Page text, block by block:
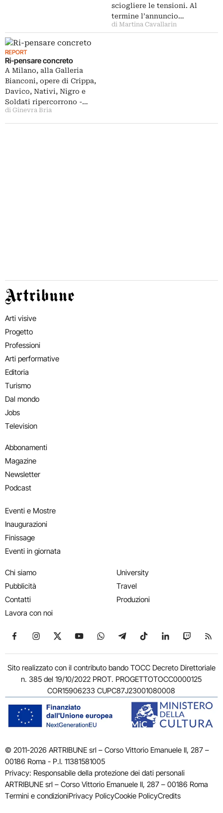
sciogliere le tensioni. Al
termine l’annuncio…
di Martina Cavallarin
REPORT
Ri-pensare concreto
A Milano, alla Galleria
Bianconi, opere di Crippa,
Davico, Nativi, Nigro e
Soldati ripercorrono -…
di Ginevra Bria
Artribune
Arti visive
Progetto
Professioni
Arti performative
Editoria
Turismo
Dal mondo
Jobs
Television
Abbonamenti
Magazine
Newsletter
Podcast
Eventi e Mostre
Inaugurazioni
Finissage
Eventi in giornata
Chi siamo
Pubblicità
Contatti
Lavora con noi
University
Travel
Produzioni
Seguici su Facebook
Seguici su Instagram
Seguici su X
Seguici su YouTube
Seguici su WhatsApp
Seguici su Telegram
Seguici su TikTok
Seguici su
Seguici
Sito realizzato con il contributo bando TOCC Decreto Direttoriale
n. 385 del 19/10/2022 PROT. PROGETTOTOCC0000125
COR15906233 CUPC87J23001080008
© 2011-2026 ARTRIBUNE srl – Corso Vittorio Emanuele II, 287 –
00186 Roma - P.I. 11381581005
Privacy: Responsabile della protezione dei dati personali
ARTRIBUNE srl – Corso Vittorio Emanuele II, 287 – 00186 Roma
Termini e condizioniPrivacy PolicyCookie PolicyCredits